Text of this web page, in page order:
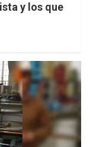
y los que